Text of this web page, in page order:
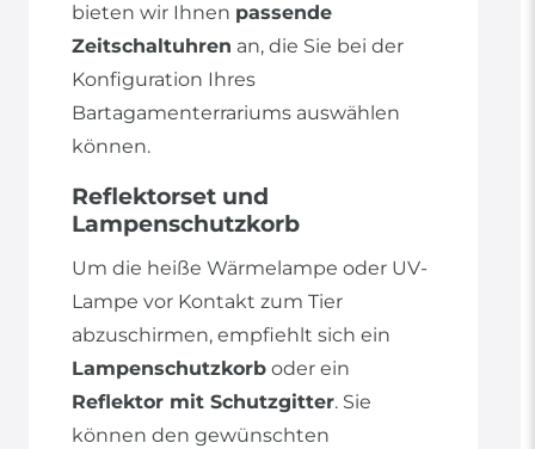
bieten wir Ihnen passende
Zeitschaltuhren an, die Sie bei der
Konfiguration Ihres
Bartagamenterrariums auswählen
können.
Reflektorset und
Lampenschutzkorb
Um die heiße Wärmelampe oder UV-
Lampe vor Kontakt zum Tier
abzuschirmen, empfiehlt sich ein
Lampenschutzkorb oder ein
Reflektor mit Schutzgitter. Sie
können den gewünschten